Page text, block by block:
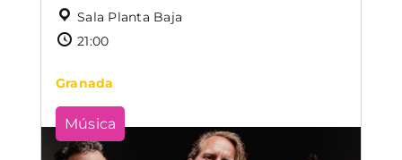
Sala Planta Baja
21:00
Granada
Música